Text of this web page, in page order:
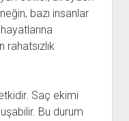
bazı insanlar
Saç ekimi
Bu durum